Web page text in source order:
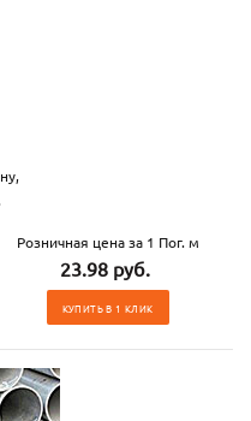
Розничная цена за 1 Пог. м
23.98 руб.
КУПИТЬ В 1 КЛИК